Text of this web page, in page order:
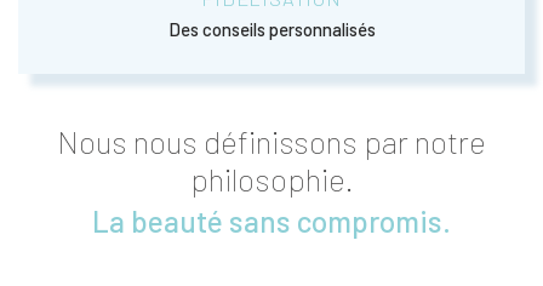
Des conseils personnalisés
Nous nous définissons par notre
philosophie.
La beauté sans compromis.